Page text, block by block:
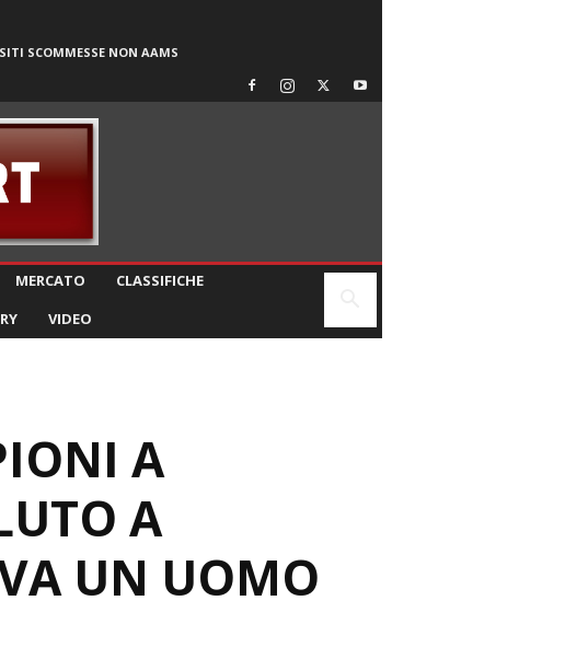
SITI SCOMMESSE NON AAMS
MERCATO
CLASSIFICHE
VIDEO
A
A
UN UOMO